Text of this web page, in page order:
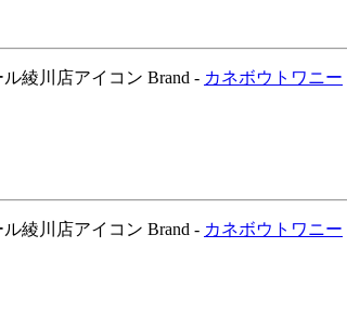
Brand - カネボウ トワニー
Brand - カネボウ トワニー